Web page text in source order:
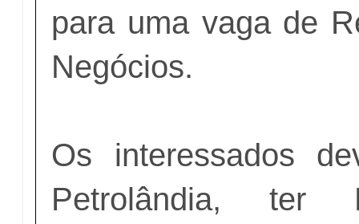
para uma vaga de
Negócios.
Os interessados
Petrolândia, ter